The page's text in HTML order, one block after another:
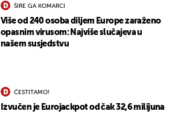
ŠIRE GA KOMARCI
Više od 240 osoba diljem Europe zaraženo
opasnim virusom: Najviše slučajeva u
našem susjedstvu
ČESTITAMO!
Izvučen je Eurojackpot od čak 32,6 milijuna